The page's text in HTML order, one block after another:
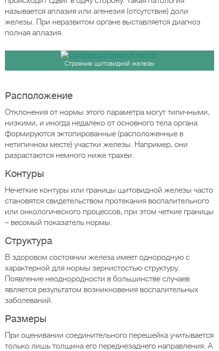
называется аплазия или агенезия (отсутствие) доли
железы. При неразвитом органе выставляется диагноз
полная аплазия.
Строение щитовидной железы
Расположение
Отклонения от нормы этого параметра могут типичными,
низкими, и иногда недалеко от основного тела органа
формируются эктопированные (расположенные в
нетипичном месте) участки железы. Например, они
разрастаются немного ниже трахеи.
Контуры
Нечеткие контуры или границы щитовидной железы часто
становятся свидетельством протекания воспалительного
или онкологического процессов, при этом четкие границы
– весомый показатель нормы.
Структура
В здоровом состоянии железа имеет однородную с
характерной для нормы зернистостью структуру.
Появление неоднородности в большинстве случаев
является результатом возникновения воспалительных
заболеваний.
Размеры
При оценивании соединительного перешейка учитывается
только лишь толщина его переднезаднего направления. А